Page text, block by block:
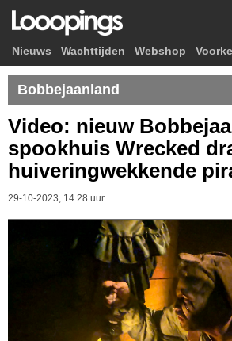
Nieuws Wachttijden Webshop
Bobbejaanland
Video: nieuw
spookhuis Wrecked
huiveringwekkende
29-10-2023, 14.28 uur